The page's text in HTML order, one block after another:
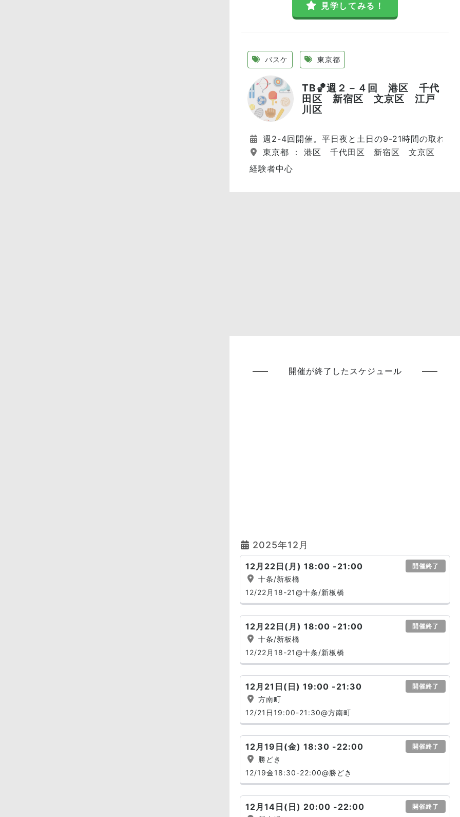
見学してみる！
バスケ 東京都
TB🏀週２－４回 港区 千代
田区 新宿区 文京区 江戸
川区
週2-4回開催。平日夜と土日の9-21時間の取れた時
東京都 ： 港区 千代田区 新宿区 文京区 江戸
経験者中心
開催が終了したスケジュール
2025年12月
12月22日(月) 18:00 -21:00 開催終了
十条/新板橋
12/22月18-21@十条/新板橋
12月22日(月) 18:00 -21:00 開催終了
十条/新板橋
12/22月18-21@十条/新板橋
12月21日(日) 19:00 -21:30 開催終了
方南町
12/21日19:00-21:30@方南町
12月19日(金) 18:30 -22:00 開催終了
勝どき
12/19金18:30-22:00@勝どき
12月14日(日) 20:00 -22:00 開催終了